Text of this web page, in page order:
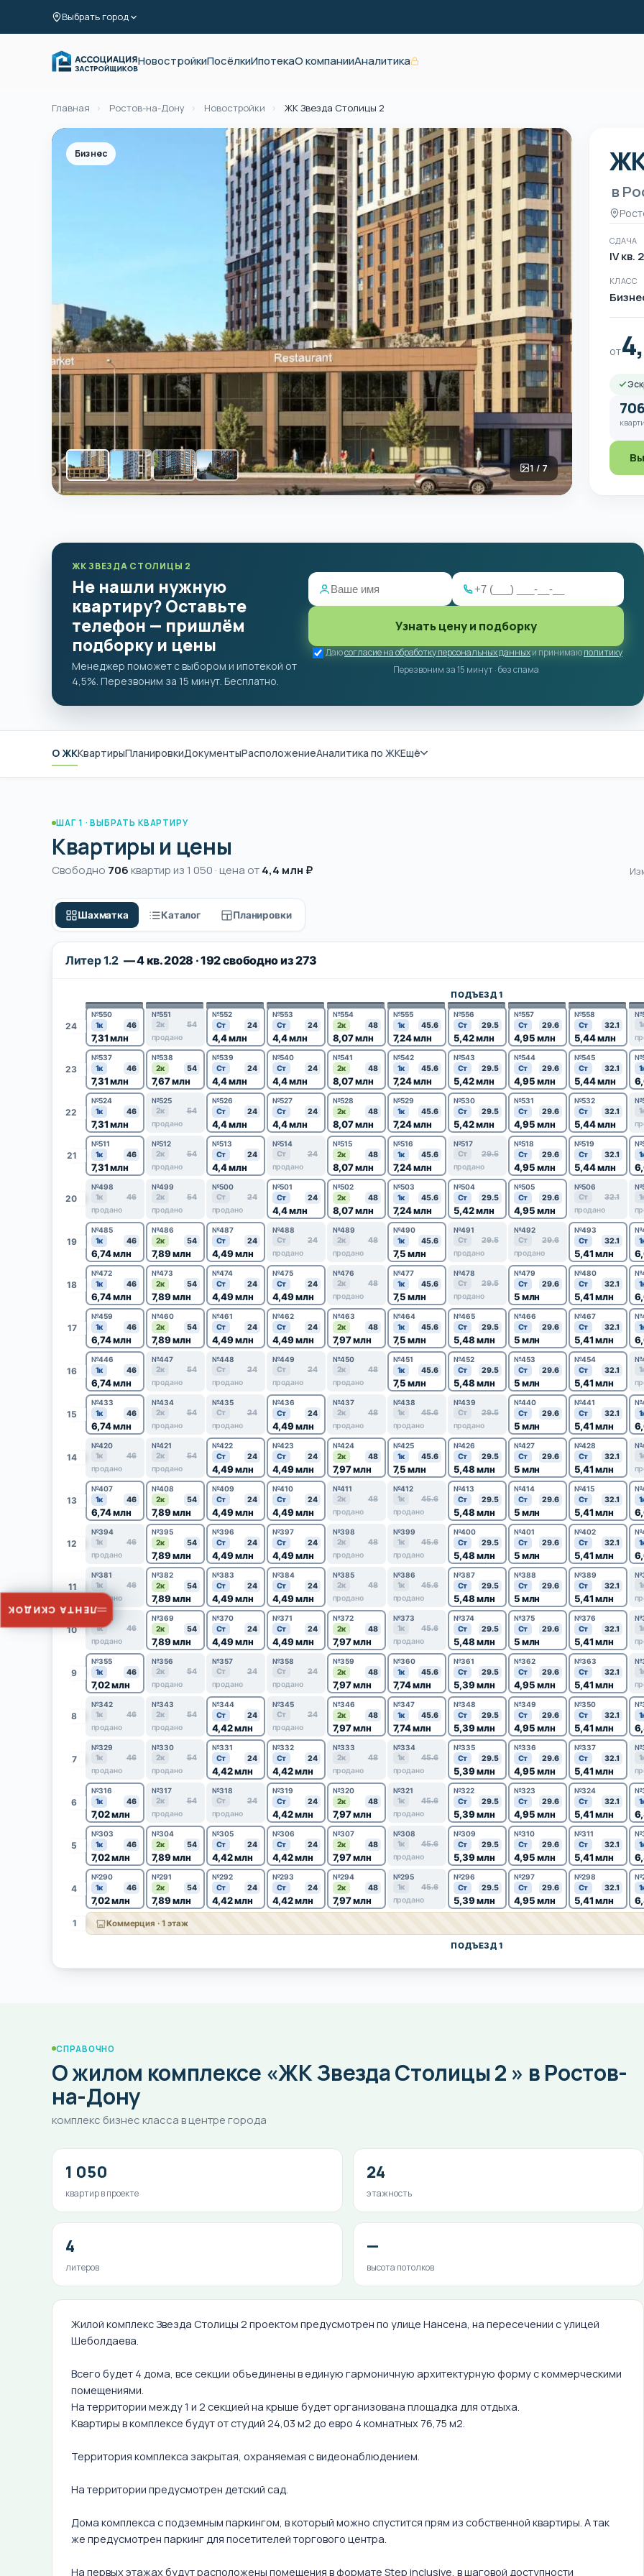
Выбрать город
НовостройкиПосёлкиИпотекаО компанииАналитика
Главная › Ростов-на-Дону › Новостройки › ЖК Звезда Столицы 2
Бизнес
1 / 7
ЖК
в
СДАЧА
IV кв.
КЛАСС
от
706
ЖК ЗВЕЗДА СТОЛИЦЫ 2
Не нашли нужную
квартиру? Оставьте
телефон — пришлём
подборку и цены
Менеджер поможет с выбором и ипотекой от
4,5%. Перезвоним за 15 минут. Бесплатно.
Узнать цену и подборку
Даюсогласие на обработку персональных данныхи принимаюполитику
Перезвоним за 15 минут · без спама
О ЖККвартирыПланировкиДокументыРасположениеАналитика по ЖКЕщё
ШАГ 1 · ВЫБРАТЬ КВАРТИРУ
Квартиры и цены
Свободно 706квартир из 1 050 · цена от4,4 млн ₽
Шахматка Каталог Планировки
Литер 1.2 — 4 кв. 2028 · 192 свободно из 273
ПОДЪЕЗД 1
24
№550
1к 46
7,31 млн
№551
2к
54
продано
№552
Ст 24
4,4 млн
№553
Ст 24
4,4 млн
№554
2к 48
8,07 млн
№555
1к 45.6
7,24 млн
№556
Ст 29.5
5,42 млн
№557
Ст 29.6
4,95 млн
№558
Ст 32.1
5,44 млн
23
№537
1к 46
7,31 млн
№538
2к 54
7,67 млн
№539
Ст 24
4,4 млн
№540
Ст 24
4,4 млн
№541
2к 48
8,07 млн
№542
1к 45.6
7,24 млн
№543
Ст 29.5
5,42 млн
№544
Ст 29.6
4,95 млн
№545
Ст 32.1
5,44 млн
22
№524
1к 46
7,31 млн
№525
2к
54
продано
№526
Ст 24
4,4 млн
№527
Ст 24
4,4 млн
№528
2к 48
8,07 млн
№529
1к 45.6
7,24 млн
№530
Ст 29.5
5,42 млн
№531
Ст 29.6
4,95 млн
№532
Ст 32.1
5,44 млн
21
№511
1к 46
7,31 млн
№512
2к
54
продано
№513
Ст 24
4,4 млн
№514
Ст
24
продано
№515
2к 48
8,07 млн
№516
1к 45.6
7,24 млн
№517
Ст
29.5
продано
№518
Ст 29.6
4,95 млн
№519
Ст 32.1
5,44 млн
20
№498
1к
46
продано
№499
2к
54
продано
№500
Ст
24
продано
№501
Ст 24
4,4 млн
№502
2к 48
8,07 млн
№503
1к 45.6
7,24 млн
№504
Ст 29.5
5,42 млн
№505
Ст 29.6
4,95 млн
№506
Ст
32.1
продано
19
№485
1к 46
6,74 млн
№486
2к 54
7,89 млн
№487
Ст 24
4,49 млн
№488
Ст
24
продано
№489
2к
48
продано
№490
1к 45.6
7,5 млн
№491
Ст
29.5
продано
№492
Ст
29.6
продано
№493
Ст 32.1
5,41 млн
18
№472
1к 46
6,74 млн
№473
2к 54
7,89 млн
№474
Ст 24
4,49 млн
№475
Ст 24
4,49 млн
№476
2к
48
продано
№477
1к 45.6
7,5 млн
№478
Ст
29.5
продано
№479
Ст 29.6
5 млн
№480
Ст 32.1
5,41 млн
17
№459
1к 46
6,74 млн
№460
2к 54
7,89 млн
№461
Ст 24
4,49 млн
№462
Ст 24
4,49 млн
№463
2к 48
7,97 млн
№464
1к 45.6
7,5 млн
№465
Ст 29.5
5,48 млн
№466
Ст 29.6
5 млн
№467
Ст 32.1
5,41 млн
16
№446
1к 46
6,74 млн
№447
2к
54
продано
№448
Ст
24
продано
№449
Ст
24
продано
№450
2к
48
продано
№451
1к 45.6
7,5 млн
№452
Ст 29.5
5,48 млн
№453
Ст 29.6
5 млн
№454
Ст 32.1
5,41 млн
15
№433
1к 46
6,74 млн
№434
2к
54
продано
№435
Ст
24
продано
№436
Ст 24
4,49 млн
№437
2к
48
продано
№438
1к
45.6
продано
№439
Ст
29.5
продано
№440
Ст 29.6
5 млн
№441
Ст 32.1
5,41 млн
14
№420
1к
46
продано
№421
2к
54
продано
№422
Ст 24
4,49 млн
№423
Ст 24
4,49 млн
№424
2к 48
7,97 млн
№425
1к 45.6
7,5 млн
№426
Ст 29.5
5,48 млн
№427
Ст 29.6
5 млн
№428
Ст 32.1
5,41 млн
13
№407
1к 46
6,74 млн
№408
2к 54
7,89 млн
№409
Ст 24
4,49 млн
№410
Ст 24
4,49 млн
№411
2к
48
продано
№412
1к
45.6
продано
№413
Ст 29.5
5,48 млн
№414
Ст 29.6
5 млн
№415
Ст 32.1
5,41 млн
12
№394
1к
46
продано
№395
2к 54
7,89 млн
№396
Ст 24
4,49 млн
№397
Ст 24
4,49 млн
№398
2к
48
продано
№399
1к
45.6
продано
№400
Ст 29.5
5,48 млн
№401
Ст 29.6
5 млн
№402
Ст 32.1
5,41 млн
11
№381
1к
46
продано
№382
2к 54
7,89 млн
№383
Ст 24
4,49 млн
№384
Ст 24
4,49 млн
№385
2к
48
продано
№386
1к
45.6
продано
№387
Ст 29.5
5,48 млн
№388
Ст 29.6
5 млн
№389
Ст 32.1
5,41 млн
10
№368
1к
46
продано
№369
2к 54
7,89 млн
№370
Ст 24
4,49 млн
№371
Ст 24
4,49 млн
№372
2к 48
7,97 млн
№373
1к
45.6
продано
№374
Ст 29.5
5,48 млн
№375
Ст 29.6
5 млн
№376
Ст 32.1
5,41 млн
9
№355
1к 46
7,02 млн
№356
2к
54
продано
№357
Ст
24
продано
№358
Ст
24
продано
№359
2к 48
7,97 млн
№360
1к 45.6
7,74 млн
№361
Ст 29.5
5,39 млн
№362
Ст 29.6
4,95 млн
№363
Ст 32.1
5,41 млн
8
№342
1к
46
продано
№343
2к
54
продано
№344
Ст 24
4,42 млн
№345
Ст
24
продано
№346
2к 48
7,97 млн
№347
1к 45.6
7,74 млн
№348
Ст 29.5
5,39 млн
№349
Ст 29.6
4,95 млн
№350
Ст 32.1
5,41 млн
7
№329
1к
46
продано
№330
2к
54
продано
№331
Ст 24
4,42 млн
№332
Ст 24
4,42 млн
№333
2к
48
продано
№334
1к
45.6
продано
№335
Ст 29.5
5,39 млн
№336
Ст 29.6
4,95 млн
№337
Ст 32.1
5,41 млн
6
№316
1к 46
7,02 млн
№317
2к
54
продано
№318
Ст
24
продано
№319
Ст 24
4,42 млн
№320
2к 48
7,97 млн
№321
1к
45.6
продано
№322
Ст 29.5
5,39 млн
№323
Ст 29.6
4,95 млн
№324
Ст 32.1
5,41 млн
5
№303
1к 46
7,02 млн
№304
2к 54
7,89 млн
№305
Ст 24
4,42 млн
№306
Ст 24
4,42 млн
№307
2к 48
7,97 млн
№308
1к
45.6
продано
№309
Ст 29.5
5,39 млн
№310
Ст 29.6
4,95 млн
№311
Ст 32.1
5,41 млн
4
№290
1к 46
7,02 млн
№291
2к 54
7,89 млн
№292
Ст 24
4,42 млн
№293
Ст 24
4,42 млн
№294
2к 48
7,97 млн
№295
1к
45.6
продано
№296
Ст 29.5
5,39 млн
№297
Ст 29.6
4,95 млн
№298
Ст 32.1
5,41 млн
1 Коммерция · 1 этаж
ПОДЪЕЗД 1
СПРАВОЧНО
О жилом комплексе «ЖК Звезда Столицы 2 » в Ростов-
на-Дону
комплекс бизнес класса в центре города
1 050
квартир в проекте
24
этажность
4
литеров
—
высота потолков
Жилой комплекс Звезда Столицы 2 проектом предусмотрен по улице Нансена, на пересечении с улицей
Шеболдаева.
Всего будет 4 дома, все секции объединены в единую гармоничную архитектурную форму с коммерческими
помещениями.
На территории между 1 и 2 секцией на крыше будет организована площадка для отдыха.
Квартиры в комплексе будут от студий 24,03 м2 до евро 4 комнатных 76,75 м2.
Территория комплекса закрытая, охраняемая с видеонаблюдением.
На территории предусмотрен детский сад.
Дома комплекса с подземным паркингом, в который можно спустится прям из собственной квартиры. А так
же предусмотрен паркинг для посетителей торгового центра.
На первых этажах будут расположены помещения в формате Step inclusive, в шаговой доступности
ЛЕНТА СКИДОК